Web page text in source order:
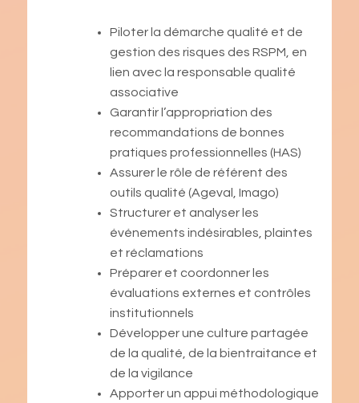
Piloter la démarche qualité et de
gestion des risques des RSPM, en
lien avec la responsable qualité
associative
Garantir l’appropriation des
recommandations de bonnes
pratiques professionnelles (HAS)
Assurer le rôle de référent des
outils qualité (Ageval, Imago)
Structurer et analyser les
événements indésirables, plaintes
et réclamations
Préparer et coordonner les
évaluations externes et contrôles
institutionnels
Développer une culture partagée
de la qualité, de la bientraitance et
de la vigilance
Apporter un appui méthodologique